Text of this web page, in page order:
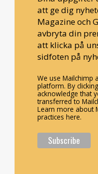
att ge dig
Magazine och
avbryta din
att klicka på
sidfoten på
We use Mailchimp
platform. By
acknowledge that
transferred to
Learn more about
practices here.